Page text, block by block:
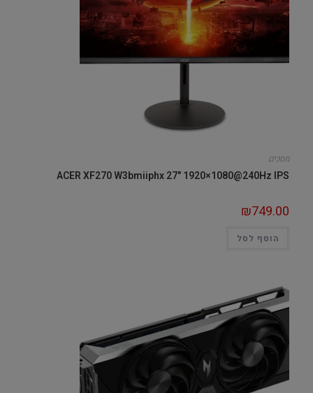
מסכים
ACER XF270 W3bmiiphx 27" 1920×1080@240Hz IPS
₪749.00
הוסף לסל